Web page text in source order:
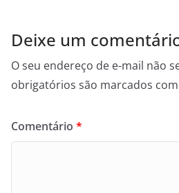
Deixe um
O seu endereço de e-mail não
obrigatórios são marcados com
Comentário *